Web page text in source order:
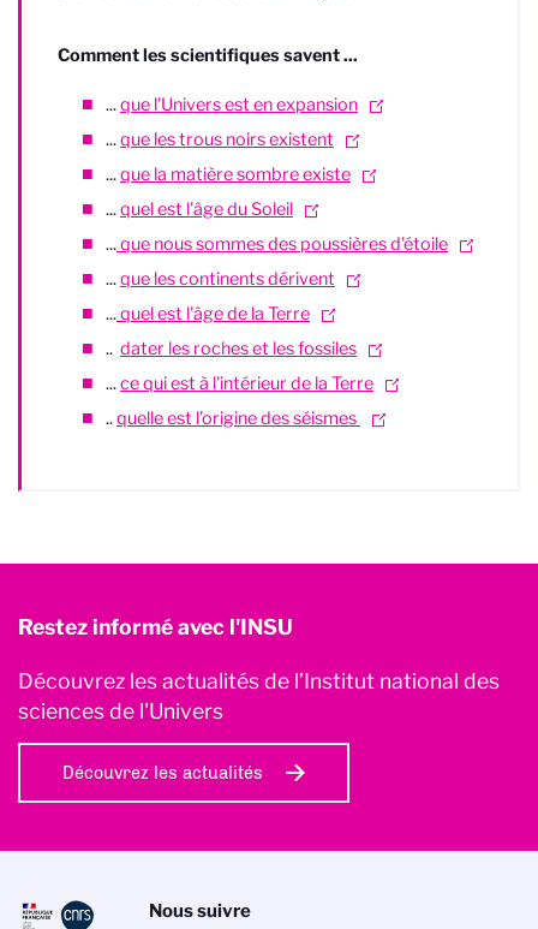
Comment les scientifiques savent ...
...que l'Univers est en expansion
...que les trous noirs existent
...que la matière sombre existe
...quel est l'âge du Soleil
...que nous sommes des poussières d'étoile
...que les continents dérivent
...quel est l'âge de la Terre
.. dater les roches et les fossiles
...ce qui est à l'intérieur de la Terre
..quelle est l’origine des séismes
Restez informé avec l'INSU
Découvrez les actualités de l’Institut national des
sciences de l'Univers
Découvrez les actualités
Nous suivre